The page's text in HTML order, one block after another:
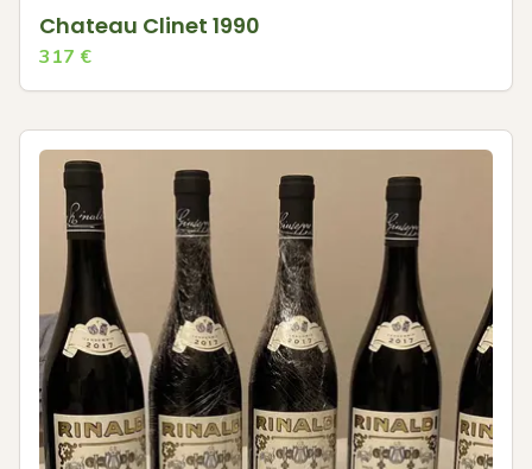
Chateau Clinet 1990
317 €